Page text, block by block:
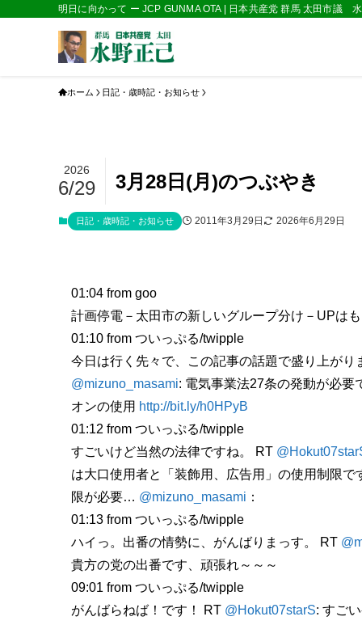
明日に向かって ー JCP GUNMA OTA | 日本共産党 群馬 太田市議
ホーム 日記・歳時記・お知らせ
3月28日(月)のつぶやき
2026
6/29
日記・歳時記・お知らせ 2011年3月29日 2026年6月29日
01:04 from goo
計画停電－太田市の新しいグループ分け－UPは
01:10 from ついっぷる/twipple
今日は行く先々で、この記事の話題で盛り上が
@mizuno_masami: 電気事業法27条の発動が必
オンの使用 http://bit.ly/h0HPyB
01:12 from ついっぷる/twipple
すごいけど当然の法律ですね。 RT
は大口使用者と「装飾用、広告用」の使用制限
限が必要… @mizuno_masami ：
01:13 from ついっぷる/twipple
ハイっ。出番の情勢に、がんばりまっす。 RT
貴方の党の出番です、頑張れ～～～
09:01 from ついっぷる/twipple
がんばらねば！です！ RT @Hokut07starS: すご